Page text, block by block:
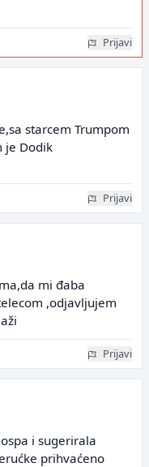
Prijavi
starcem Trumpom
je Dodik
Prijavi
mi đaba
,odjavljujem
Prijavi
i sugerirala
prihvaćeno